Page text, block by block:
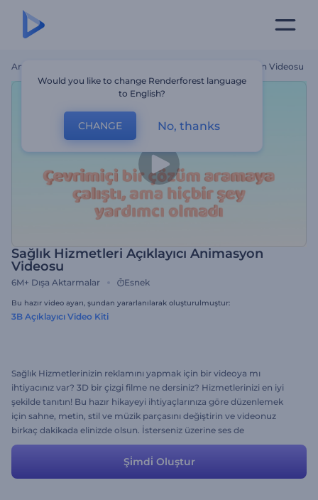
Ana Sayfa Sağlık Hizmetleri Açıklayıcı Animasyon Videosu
Sağlık Hizmetleri Açıklayıcı Animasyon
Videosu
6M+ Dışa Aktarmalar Esnek
Bu hazır video ayarı, şundan yararlanılarak oluşturulmuştur:
3B Açıklayıcı Video Kiti
Sağlık Hizmetlerinizin reklamını yapmak için bir videoya mı
ihtiyacınız var? 3D bir çizgi filme ne dersiniz? Hizmetlerinizi en iyi
şekilde tanıtın! Bu hazır hikayeyi ihtiyaçlarınıza göre düzenlemek
için sahne, metin, stil ve müzik parçasını değiştirin ve videonuz
birkaç dakikada elinizde olsun. İsterseniz üzerine ses de
ekleyebilirsiniz. Bu kadar basit!
Şi̇mdi̇ Oluştur
Would you like to change Renderforest language
to English?
CHANGE No, thanks